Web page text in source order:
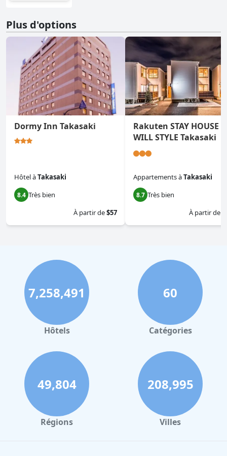
Plus d'options
Dormy Inn Takasaki
HôtelàTakasaki
8.4 Très bien
À partir de$57
Rakuten STAY HOUSE ×
WILL STYLE Takasaki
AppartementsàTakasaki
8.7 Très bien
À partir de
7,258,491
Hôtels
60
Catégories
49,804
Régions
208,995
Villes